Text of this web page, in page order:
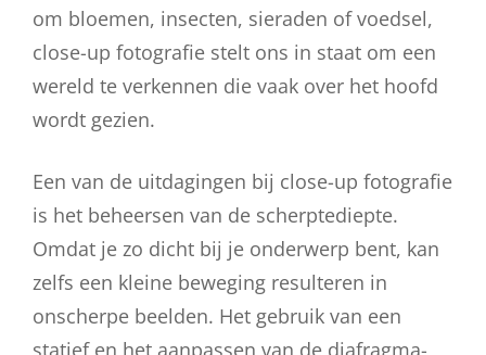
om bloemen, insecten, sieraden of voedsel,
close-up fotografie stelt ons in staat om een
wereld te verkennen die vaak over het hoofd
wordt gezien.
Een van de uitdagingen bij close-up fotografie
is het beheersen van de scherptediepte.
Omdat je zo dicht bij je onderwerp bent, kan
zelfs een kleine beweging resulteren in
onscherpe beelden. Het gebruik van een
statief en het aanpassen van de diafragma-